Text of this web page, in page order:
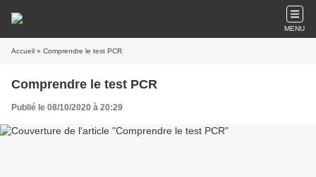
MENU
Accueil » Comprendre le test PCR
Comprendre le test PCR
Publié le 08/10/2020 à 20:29